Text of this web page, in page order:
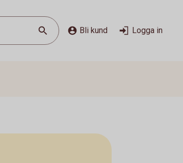
Bli kund Logga in